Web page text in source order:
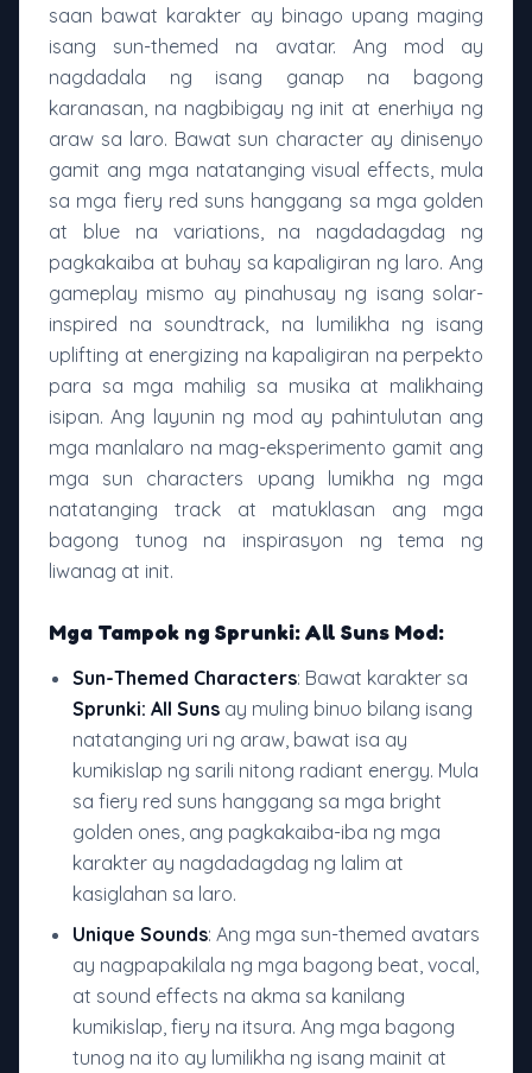
saan bawat karakter ay binago upang maging
isang sun-themed na avatar. Ang mod ay
nagdadala ng isang ganap na bagong
karanasan, na nagbibigay ng init at enerhiya ng
araw sa laro. Bawat sun character ay dinisenyo
gamit ang mga natatanging visual effects, mula
sa mga fiery red suns hanggang sa mga golden
at blue na variations, na nagdadagdag ng
pagkakaiba at buhay sa kapaligiran ng laro. Ang
gameplay mismo ay pinahusay ng isang solar-
inspired na soundtrack, na lumilikha ng isang
uplifting at energizing na kapaligiran na perpekto
para sa mga mahilig sa musika at malikhaing
isipan. Ang layunin ng mod ay pahintulutan ang
mga manlalaro na mag-eksperimento gamit ang
mga sun characters upang lumikha ng mga
natatanging track at matuklasan ang mga
bagong tunog na inspirasyon ng tema ng
liwanag at init.
Mga Tampok ng Sprunki: All Suns Mod:
Sun-Themed Characters: Bawat karakter sa
Sprunki: All Suns ay muling binuo bilang isang
natatanging uri ng araw, bawat isa ay
kumikislap ng sarili nitong radiant energy. Mula
sa fiery red suns hanggang sa mga bright
golden ones, ang pagkakaiba-iba ng mga
karakter ay nagdadagdag ng lalim at
kasiglahan sa laro.
Unique Sounds: Ang mga sun-themed avatars
ay nagpapakilala ng mga bagong beat, vocal,
at sound effects na akma sa kanilang
kumikislap, fiery na itsura. Ang mga bagong
tunog na ito ay lumilikha ng isang mainit at